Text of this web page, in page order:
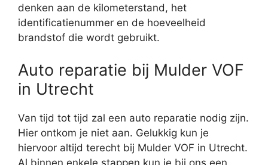
denken aan de kilometerstand, het
identificatienummer en de hoeveelheid
brandstof die wordt gebruikt.
Auto reparatie bij Mulder VOF
in Utrecht
Van tijd tot tijd zal een auto reparatie nodig zijn.
Hier ontkom je niet aan. Gelukkig kun je
hiervoor altijd terecht bij Mulder VOF in Utrecht.
Al binnen enkele stappen kun je bij ons een